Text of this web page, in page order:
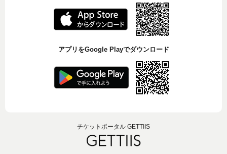
アプリをGoogle Playでダウンロード
チケットポータル GETTIIS